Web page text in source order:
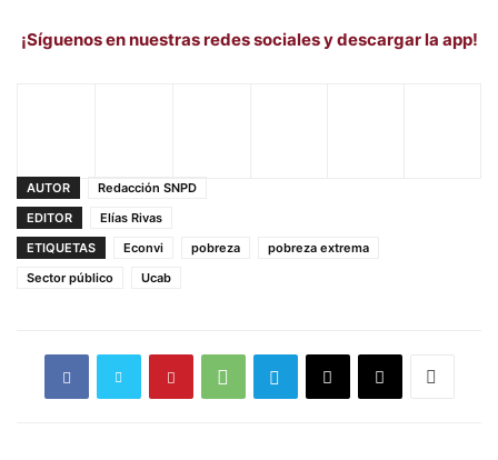
¡Síguenos en nuestras redes sociales y descargar la app!
AUTOR
Redacción SNPD
EDITOR
Elías Rivas
ETIQUETAS
Econvi pobreza
pobreza extrema
Sector público
Ucab